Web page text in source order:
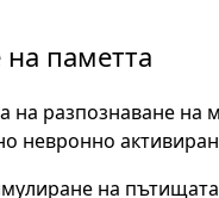
паметта
на разпознаване
невронно
на